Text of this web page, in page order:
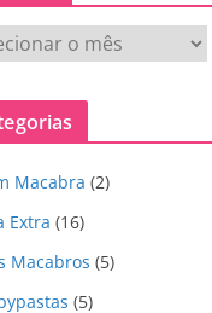
Macabra (2)
Extra (16)
Macabros (5)
(5)